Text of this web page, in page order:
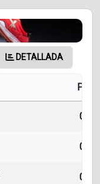
DETALLADA
PJ
0
0
0